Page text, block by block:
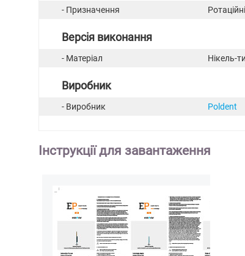
- Призначення
Версія виконання
- Матеріал Нікель-
Виробник
- Виробник Poldent
Інструкції для завантаження